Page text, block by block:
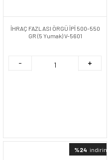
İHRAÇ FAZLASI ÖRGÜ İPİ 500-550
GR (5 Yumak) V-5601
%24 indirimli